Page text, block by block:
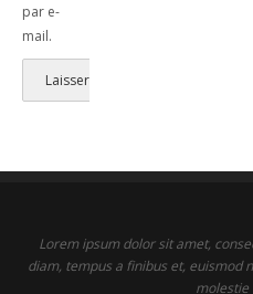
par e-
mail.
Lorem ipsum dolor sit amet,
diam, tempus a finibus et, euismod
molestie